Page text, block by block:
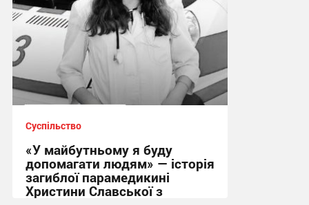
Суспільство
«У майбутньому я буду
допомагати людям» — історія
загиблої парамедикині
Христини Славської з